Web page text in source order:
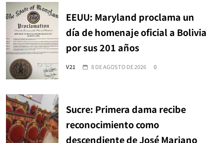
EEUU: Maryland proclama un
día de homenaje oficial a Bolivia
por sus 201 años
V21 8 DE AGOSTO DE 2026 0
Sucre: Primera dama recibe
reconocimiento como
descendiente de José Mariano